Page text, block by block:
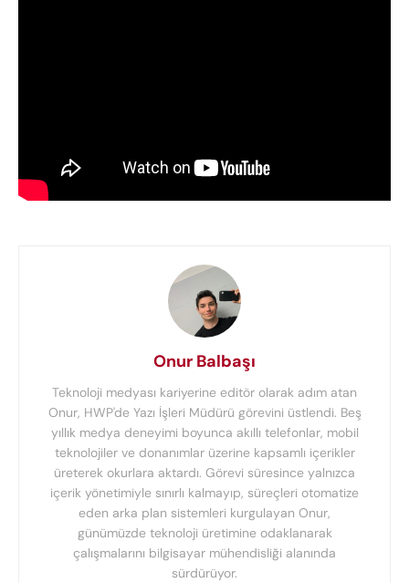
Onur Balbaşı
Teknoloji medyası kariyerine editör olarak adım atan
Onur, HWP'de Yazı İşleri Müdürü görevini üstlendi. Beş
yıllık medya deneyimi boyunca akıllı telefonlar, mobil
teknolojiler ve donanımlar üzerine kapsamlı içerikler
üreterek okurlara aktardı. Görevi süresince yalnızca
içerik yönetimiyle sınırlı kalmayıp, süreçleri otomatize
eden arka plan sistemleri kurgulayan Onur,
günümüzde teknoloji üretimine odaklanarak
çalışmalarını bilgisayar mühendisliği alanında
sürdürüyor.